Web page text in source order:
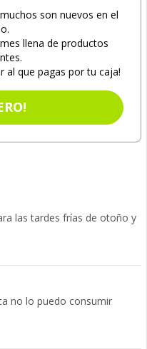
son nuevos en el
llena de productos
al que pagas por tu caja!
las tardes frías de otoño y
no lo puedo consumir